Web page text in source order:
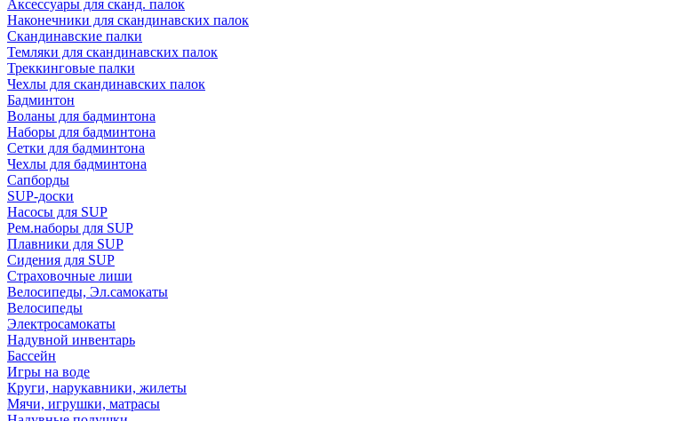
Аксессуары для сканд. палок
Наконечники для скандинавских палок
Скандинавские палки
Темляки для скандинавских палок
Треккинговые палки
Чехлы для скандинавских палок
Бадминтон
Воланы для бадминтона
Наборы для бадминтона
Сетки для бадминтона
Чехлы для бадминтона
Сапборды
SUP-доски
Насосы для SUP
Рем.наборы для SUP
Плавники для SUP
Сидения для SUP
Страховочные лиши
Велосипеды, Эл.самокаты
Велосипеды
Электросамокаты
Надувной инвентарь
Бассейн
Игры на воде
Круги, нарукавники, жилеты
Мячи, игрушки, матрасы